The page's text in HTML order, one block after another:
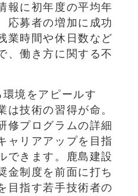
報に初年度の平均年
応募者の増加に成功
業時間や休日数など
、働き方に関する不
境をアピールす
は技術の習得が命。
修プログラムの詳細
ャリアアップを目指
できます。鹿島建設
金制度を前面に打ち
目指す若手技術者の